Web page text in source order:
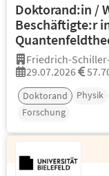
Doktorand:in /
Beschäftigte:r
Friedrich-
29.07.2026
Doktorand Physik
Forschung